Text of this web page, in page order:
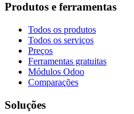
Produtos e ferramentas
Todos os produtos
Todos os serviços
Preços
Ferramentas gratuitas
Módulos Odoo
Comparações
Soluções